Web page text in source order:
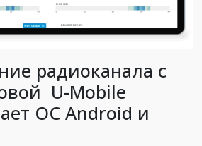
радиоканала с
U-Mobile
ОС Android и